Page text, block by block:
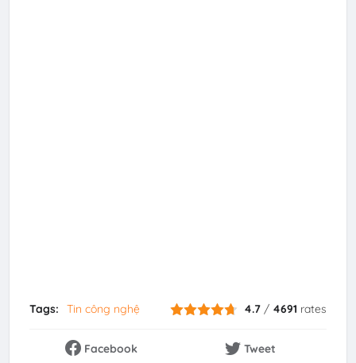
Tags: Tin công nghệ 4.7 / 4691 rates
Facebook
Tweet